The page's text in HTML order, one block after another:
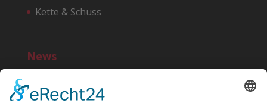
Kette & Schuss
News
10 Jahre noi!